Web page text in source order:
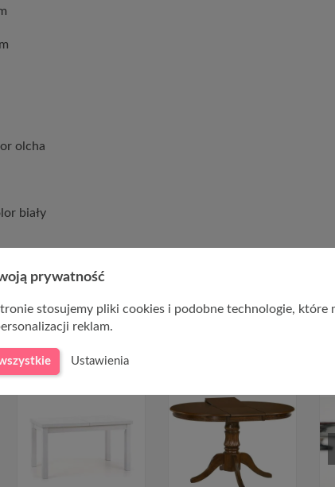
olcha
biały
prywatność
stosujemy pliki cookies i podobne technologie, które
reklam.
Ustawienia